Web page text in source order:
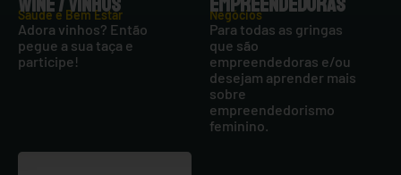
Saúde e Bem Estar
Adora vinhos? Então
pegue a sua taça e
participe!
Negócios
Para todas as gringas
que são
empreendedoras e/ou
desejam aprender mais
sobre
empreendedorismo
feminino.